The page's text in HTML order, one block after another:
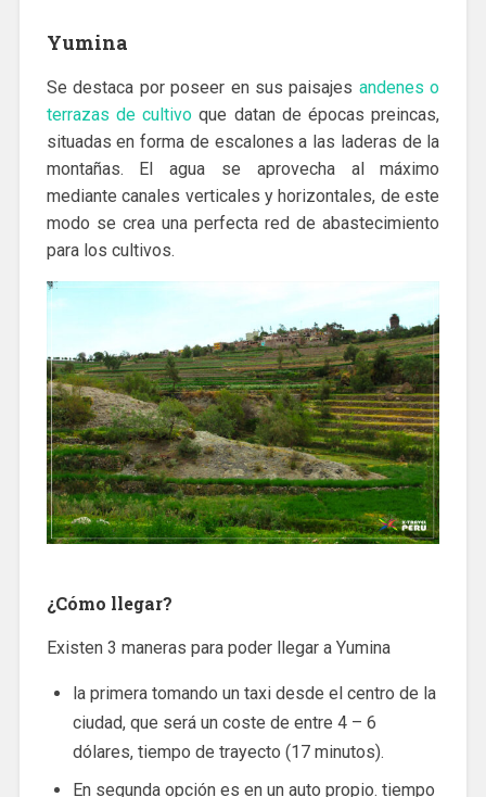
Yumina
Se destaca por poseer en sus paisajes andenes o
terrazas de cultivo que datan de épocas preincas,
situadas en forma de escalones a las laderas de la
montañas. El agua se aprovecha al máximo
mediante canales verticales y horizontales, de este
modo se crea una perfecta red de abastecimiento
para los cultivos.
¿Cómo llegar?
Existen 3 maneras para poder llegar a Yumina
la primera tomando un taxi desde el centro de la
ciudad, que será un coste de entre 4 – 6
dólares, tiempo de trayecto (17 minutos).
En segunda opción es en un auto propio. tiempo